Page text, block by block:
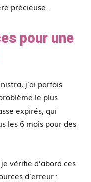
précieuse.
pour une
j’ai parfois
le plus
expirés, qui
les 6 mois pour des
vérifie d’abord ces
d’erreur :